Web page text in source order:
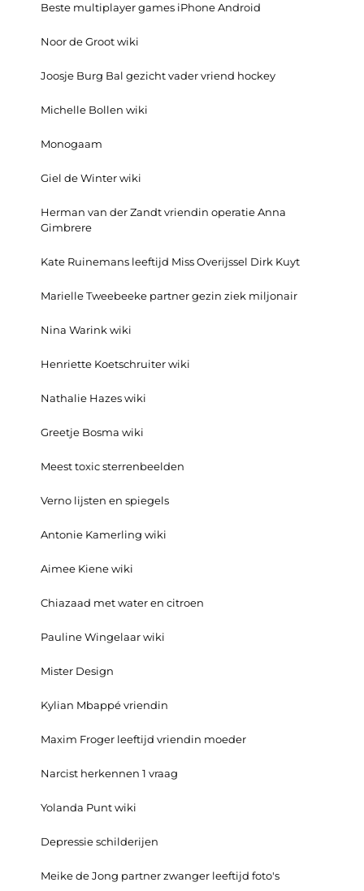
Beste multiplayer games iPhone Android
Noor de Groot wiki
Joosje Burg Bal gezicht vader vriend hockey
Michelle Bollen wiki
Monogaam
Giel de Winter wiki
Herman van der Zandt vriendin operatie Anna
Gimbrere
Kate Ruinemans leeftijd Miss Overijssel Dirk Kuyt
Marielle Tweebeeke partner gezin ziek miljonair
Nina Warink wiki
Henriette Koetschruiter wiki
Nathalie Hazes wiki
Greetje Bosma wiki
Meest toxic sterrenbeelden
Verno lijsten en spiegels
Antonie Kamerling wiki
Aimee Kiene wiki
Chiazaad met water en citroen
Pauline Wingelaar wiki
Mister Design
Kylian Mbappé vriendin
Maxim Froger leeftijd vriendin moeder
Narcist herkennen 1 vraag
Yolanda Punt wiki
Depressie schilderijen
Meike de Jong partner zwanger leeftijd foto's